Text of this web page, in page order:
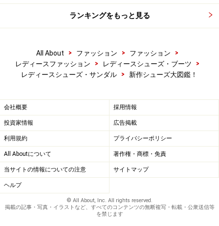
ランキングをもっと見る
All About > ファッション > ファッション
>
レディースファッション
> レディースシューズ・ブーツ
>
レディースシューズ・サンダル
> 新作シューズ大図鑑！
会社概要 採用情報
投資家情報 広告掲載
利用規約 プライバシーポリシー
All Aboutについて 著作権・商標・免責
当サイトの情報についての注意 サイトマップ
ヘルプ
© All About, Inc. All rights reserved.
掲載の記事・写真・イラストなど、すべてのコンテンツの無断複写・転載・公衆送信等
を禁じます